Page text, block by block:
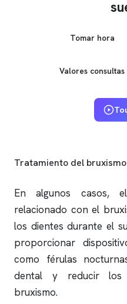
Tomar hora
Valores consultas
Tratamiento del
En algunos casos,
relacionado con el
los dientes durante el
proporcionar
como férulas
dental y reducir los
bruxismo.